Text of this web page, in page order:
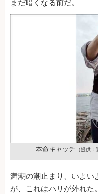
まだ暗くなる前だ。
本命キャッチ （提供
満潮の潮止まり、いよい
が、これはハリが外れた